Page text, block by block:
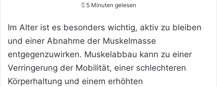
5 Minuten gelesen
Im Alter ist es besonders wichtig, aktiv zu bleiben
und einer Abnahme der Muskelmasse
entgegenzuwirken. Muskelabbau kann zu einer
Verringerung der Mobilität, einer schlechteren
Körperhaltung und einem erhöhten